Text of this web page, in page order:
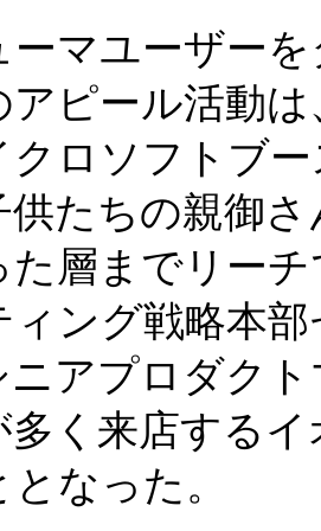
マユーザー
アピール活動
クロソフトブ
供たちの親御
た層までリー
ィング戦略本
ニアプロダク
多く来店する
なった。